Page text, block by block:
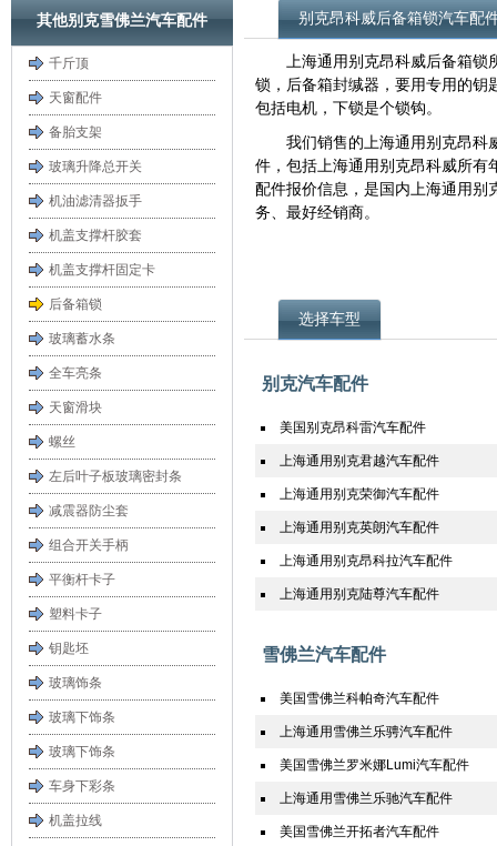
其他别克雪佛兰汽车配件
千斤顶
天窗配件
备胎支架
玻璃升降总开关
机油滤清器扳手
机盖支撑杆胶套
机盖支撑杆固定卡
后备箱锁
玻璃蓄水条
全车亮条
天窗滑块
螺丝
左后叶子板玻璃密封条
减震器防尘套
组合开关手柄
平衡杆卡子
塑料卡子
钥匙坯
玻璃饰条
玻璃下饰条
玻璃下饰条
车身下彩条
机盖拉线
别克昂科威后备箱锁汽车配
上海通用别克昂科威后备箱
锁，后备箱封缄器，要用专用的钥
包括电机，下锁是个锁钩。
我们销售的上海通用别克昂科
件，包括上海通用别克昂科威所
配件报价信息，是国内上海通用别
务、最好经销商。
选择车型
别克汽车配件
美国别克昂科雷汽车配件
上海通用别克君越汽车配件
上海通用别克荣御汽车配件
上海通用别克英朗汽车配件
上海通用别克昂科拉汽车配件
上海通用别克陆尊汽车配件
雪佛兰汽车配件
美国雪佛兰科帕奇汽车配件
上海通用雪佛兰乐骋汽车配件
美国雪佛兰罗米娜Lumi汽车配件
上海通用雪佛兰乐驰汽车配件
美国雪佛兰开拓者汽车配件